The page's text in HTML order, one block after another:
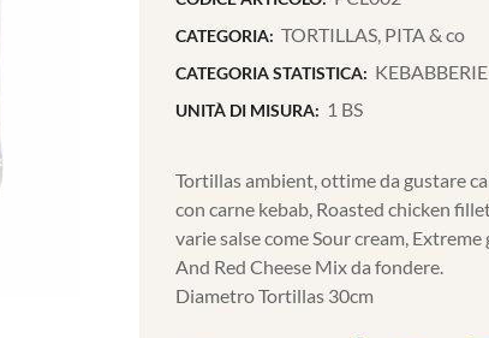
CATEGORIA: TORTILLAS, PITA & co
CATEGORIA STATISTICA: KEBABBERIE
UNITÀ DI MISURA: 1 BS
Tortillas ambient, ottime da gustare
con carne kebab, Roasted chicken
varie salse come Sour cream,
And Red Cheese Mix da fondere.
Diametro Tortillas 30cm